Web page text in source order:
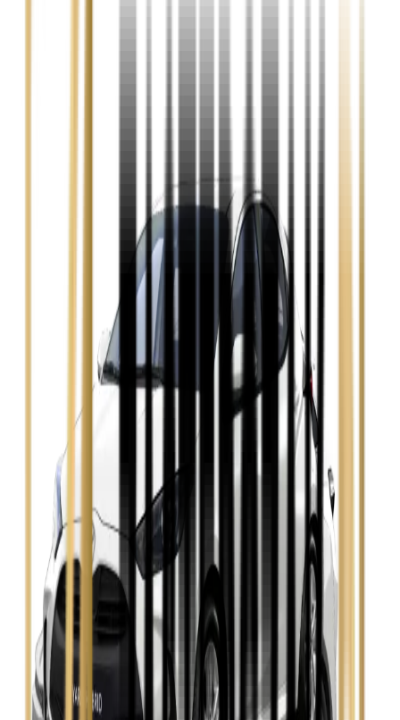
Seat Leon
Skoda Fabia
Zobacz
Skoda Kamiq
Zobacz
Skoda Octavia